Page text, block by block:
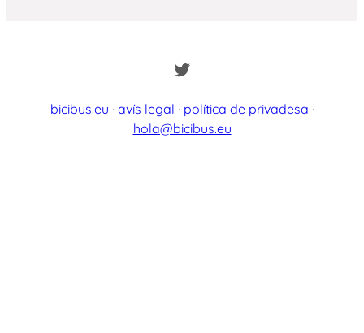
Twitter
bicibus.eu · avís legal · política de privadesa ·
hola@bicibus.eu